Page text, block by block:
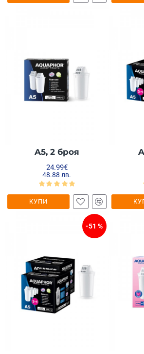
A5, 2 броя
24.99€
48.88 лв.
КУПИ
-51 %